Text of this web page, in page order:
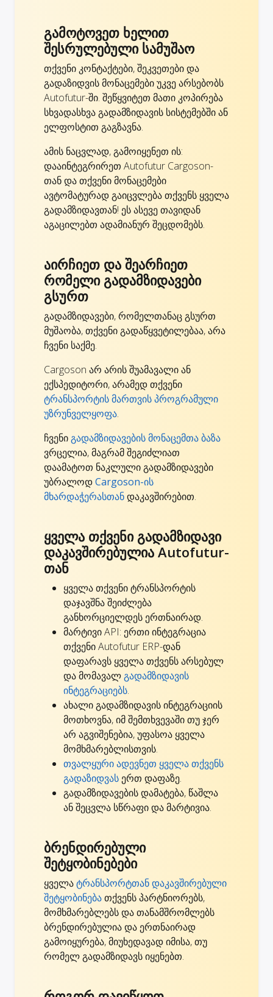
გამოტოვეთ ხელით
შესრულებული სამუშაო
თქვენი კონტაქტები, შეკვეთები და
გადაზიდვის მონაცემები უკვე არსებობს
Autofutur-ში. შეწყვიტეთ მათი კოპირება
სხვადასხვა გადამზიდავის სისტემებში ან
ელფოსტით გაგზავნა.
ამის ნაცვლად, გამოიყენეთ ის:
დააინტეგრირეთ Autofutur Cargoson-
თან და თქვენი მონაცემები
ავტომატურად გაიცვლება თქვენს ყველა
გადამზიდავთან! ეს ასევე თავიდან
აგაცილებთ ადამიანურ შეცდომებს.
აირჩიეთ და შეარჩიეთ
რომელი გადამზიდავები
გსურთ
გადამზიდავები, რომელთანაც გსურთ
მუშაობა, თქვენი გადაწყვეტილებაა, არა
ჩვენი საქმე.
Cargoson არ არის შუამავალი ან
ექსპედიტორი, არამედ თქვენი
ტრანსპორტის მართვის პროგრამული
უზრუნველყოფა.
ჩვენიგადამზიდავების მონაცემთა ბაზა
ვრცელია, მაგრამ შეგიძლიათ
დაამატოთ ნაკლული გადამზიდავები
უბრალოდCargoson-ის
მხარდაჭერასთანდაკავშირებით.
ყველა თქვენი გადამზიდავი
დაკავშირებულია Autofutur-
თან
ყველა თქვენი ტრანსპორტის
დაჯავშნა შეიძლება
განხორციელდეს ერთნაირად.
მარტივი API: ერთი ინტეგრაცია
თქვენი Autofutur ERP-დან
დაფარავს ყველა თქვენს არსებულ
და მომავალგადამზიდავის
ინტეგრაციებს.
ახალი გადამზიდავის ინტეგრაციის
მოთხოვნა, იმ შემთხვევაში თუ ჯერ
არ აგვიშენებია,უფასოა ყველა
მომხმარებლისთვის.
თვალყური ადევნეთ ყველა თქვენს
გადაზიდვას ერთ დაფაზე.
გადამზიდავების დამატება, წაშლა
ან შეცვლა სწრაფი და მარტივია.
ბრენდირებული
შეტყობინებები
ყველატრანსპორტთან დაკავშირებული
შეტყობინებათქვენს პარტნიორებს,
მომხმარებლებს და თანამშრომლებს
ბრენდირებულია და ერთნაირად
გამოიყურება, მიუხედავად იმისა, თუ
რომელ გადამზიდავს იყენებთ.